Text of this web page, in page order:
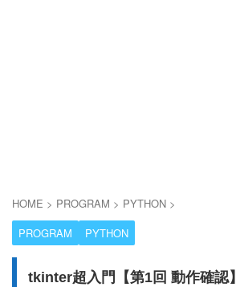
HOME > PROGRAM > PYTHON >
PROGRAM
PYTHON
tkinter超入門【第1回 動作確認】